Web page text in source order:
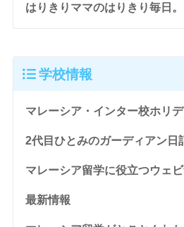
はりきりママのはりきり毎日。
学校情報
マレーシア・インター校ホリ
2代目ひとみのガーディアン日
マレーシア留学に役立つウェ
最新情報